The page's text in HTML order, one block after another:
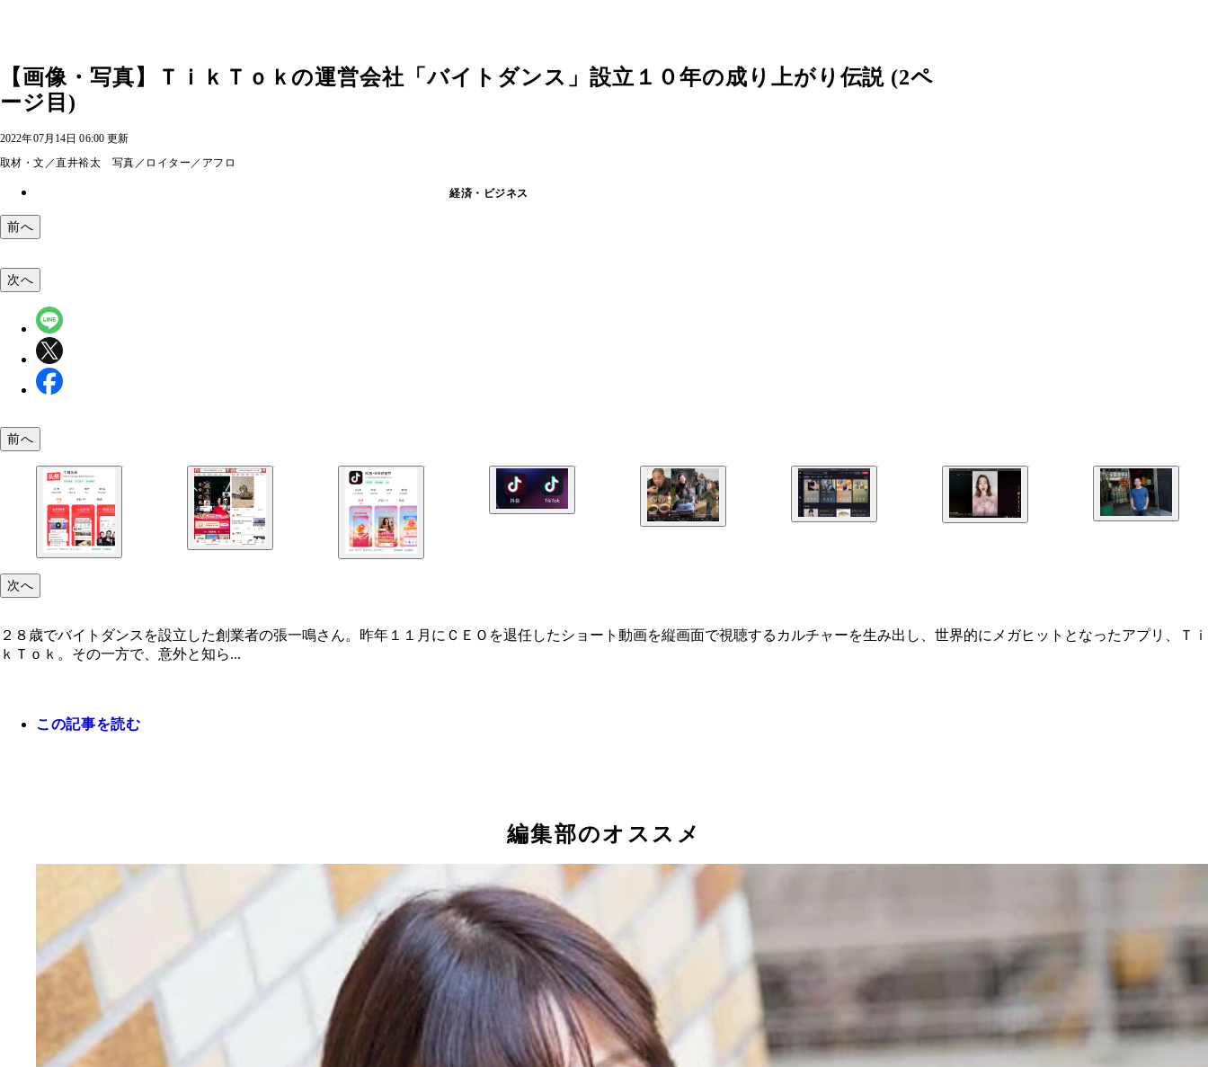
【画像・写真】ＴｉｋＴｏｋの運営会社「バイトダンス」設立１０年の成り上がり伝説 (2ペ
ージ目)
2022年07月14日 06:00 更新
取材・文／直井裕太 写真／ロイター／アフロ
経済・ビジネス
前へ
配信される動画もまったくの別物となっているが、ＴｉｋＴｏｋと抖音は同じアイコンを使用
次へ
前へ
次へ
２８歳でバイトダンスを設立した創業者の張一鳴さん。昨年１１月にＣＥＯを退任したショート動画を縦画面で視聴するカルチャーを生み出し、世界的にメガヒットとなったアプリ、Ｔｉ
ｋＴｏｋ。その一方で、意外と知ら...
この記事を読む
編集部のオススメ